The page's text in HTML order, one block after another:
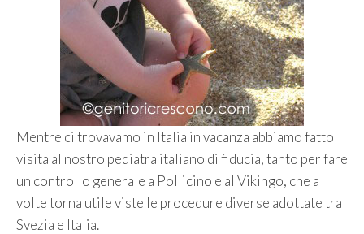
Mentre ci trovavamo in Italia in vacanza abbiamo fatto
visita al nostro pediatra italiano di fiducia, tanto per fare
un controllo generale a Pollicino e al Vikingo, che a
volte torna utile viste le procedure diverse adottate tra
Svezia e Italia.